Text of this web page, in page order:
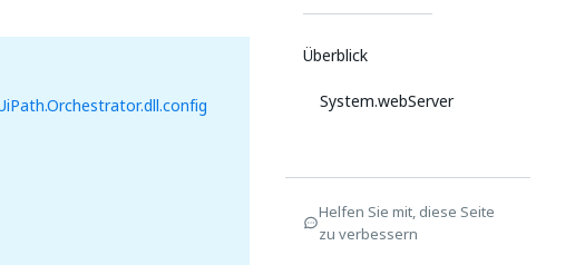
Überblick
System.webServer
Helfen Sie mit, diese Seite
zu verbessern